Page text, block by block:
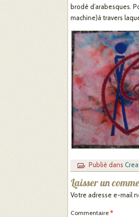
brodé d’arabesques.
machine)à travers
Publié dans
Laisser un
Votre adresse e-mail
Commentaire*